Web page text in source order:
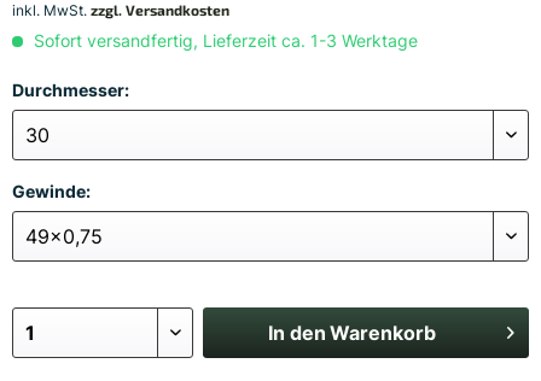
inkl. MwSt. zzgl. Versandkosten
Sofort versandfertig, Lieferzeit ca. 1-3 Werktage
Durchmesser:
Gewinde:
In den Warenkorb